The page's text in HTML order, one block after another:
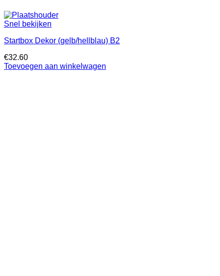
Snel bekijken
Startbox Dekor (gelb/hellblau) B2
€32.60
Toevoegen aan winkelwagen